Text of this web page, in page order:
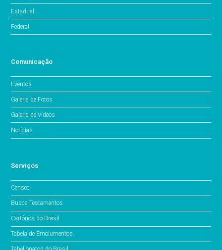
Estadual
Federal
Comunicação
Eventos
Galeria de Fotos
Galeria de Vídeos
Notícias
Serviços
Censec
Busca Testamentos
Cartórios do Brasil
Tabela de Emolumentos